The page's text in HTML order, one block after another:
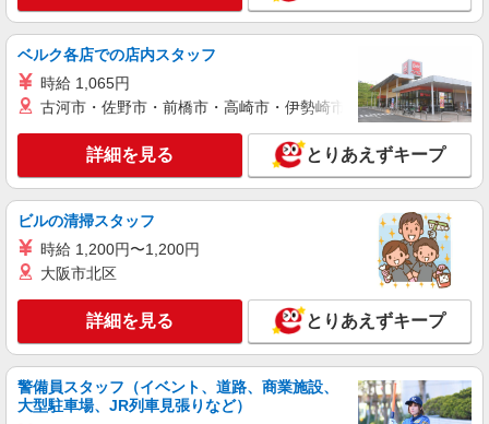
分単位で別途支給します。
赤羽東口病院 （東京都北区赤羽１－３８－
５）
キープ 詳細を見る
パート
コンパスグループ・ジャパン株式会社 39542_p
(試用期間2ヶ月) 残業が発生した場合、残業代を1
分単位で別途支給します。
特養 赤羽北さくら荘 （東京都北区赤羽北3-
詳細を見る
アルバイト パート
コンパスグループ・ジャパン株式会社 39542_p
ベルク各店での店内スタッフ
時給 1,065円
古河市・佐野市・前橋市・高崎市・伊勢崎市・太田市・館林市
詳細を見る とりあえずキープ
ビルの清掃スタッフ
時給 1,200円〜1,200円
大阪市北区
詳細を見る とりあえずキープ
警備員スタッフ（イベント、道路、商業施設、
大型駐車場、JR列車見張りなど）